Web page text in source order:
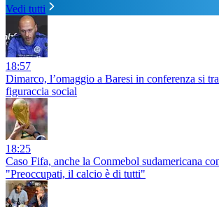
Vedi tutti
18:57
Dimarco, l’omaggio a Baresi in conferenza si
figuraccia social
18:25
Caso Fifa, anche la Conmebol sudamericana
"Preoccupati, il calcio è di tutti"